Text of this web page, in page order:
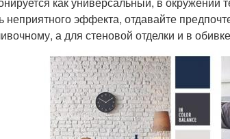
неприятного эффекта, отдавайте
а для стеновой отделки и в